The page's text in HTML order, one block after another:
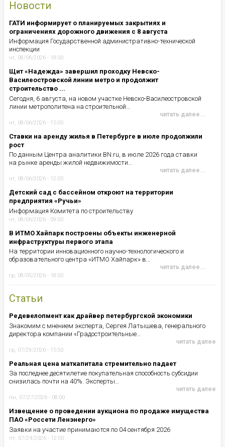
Новости
ГАТИ информирует о планируемых закрытиях и
ограничениях дорожного движения с 8 августа
Информация Государственной административно-технической
инспекции
чт, 08/06/2026 - 18:00
Щит «Надежда» завершил проходку Невско-
Василеостровской линии метро и продолжит
строительство ...
Сегодня, 6 августа, на новом участке Невско-Василеостровской
линии метрополитена на строительной…
читать далее...
чт, 08/06/2026 - 15:00
Ставки на аренду жилья в Петербурге в июле продолжили
рост
По данным Центра аналитики BN.ru, в июле 2026 года ставки
на рынке аренды жилой недвижимости…
читать далее...
чт, 08/06/2026 - 12:00
Детский сад с бассейном откроют на территории
предприятия «Ручьи»
Информация Комитета по строительству
чт, 08/06/2026 - 09:00
В ИТМО Хайпарк построены объекты инженерной
инфраструктуры первого этапа
На территории инновационного научно-технологического и
образовательного центра «ИТМО Хайпарк» в…
читать далее...
ср, 08/05/2026 - 18:00
Статьи
Редевелопмент как драйвер петербургской экономики
Знакомим с мнением эксперта, Сергея Латышева, генерального
директора компании «Градостроительные…
читать далее
ср, 07/29/2026 - 15:50
Реальная цена маткапитала стремительно падает
За последнее десятилетие покупательная способность субсидии
снизилась почти на 40%. Эксперты…
читать далее
пн, 07/27/2026 - 08:00
Извещение о проведении аукциона по продаже имущества
ПАО «Россети Ленэнерго»
Заявки на участие принимаются по 04 сентября 2026
пт, 07/24/2026 - 12:00